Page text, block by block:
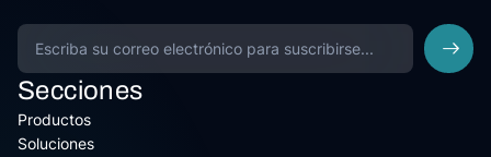
Secciones
Productos
Soluciones